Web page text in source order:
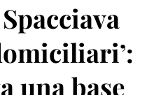
una base